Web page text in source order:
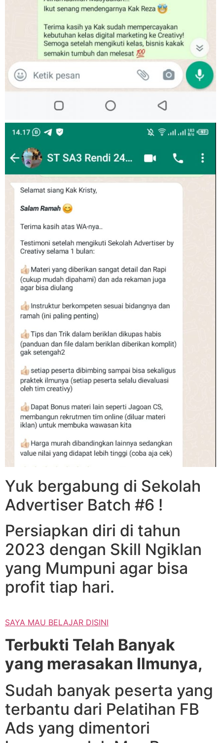
Yuk bergabung di Sekolah
Advertiser Batch #6 !
Persiapkan diri di tahun
2023 dengan Skill Ngiklan
yang Mumpuni agar bisa
profit tiap hari.
SAYA MAU BELAJAR DISINI
Terbukti Telah Banyak
yang merasakan Ilmunya,
Sudah banyak peserta yang
terbantu dari Pelatihan FB
Ads yang dimentori